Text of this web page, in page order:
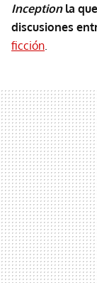
Inceptionla
discusiones
ficción